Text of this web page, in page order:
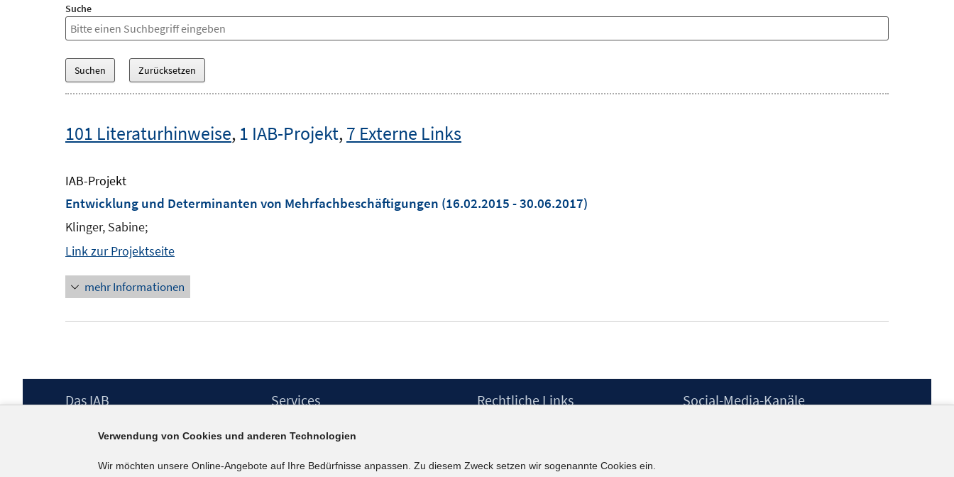
Suche
101 Literaturhinweise, 1 IAB-Projekt,7 Externe Links
IAB-Projekt
Entwicklung und Determinanten von Mehrfachbeschäftigungen (16.02.2015 - 30.06.2017)
Klinger, Sabine;
Link zur Projektseite
mehr Informationen
Footer
Das IAB
Berufsforschung (IAB) – unser Leitbild
Institutsleitung
Services
IAB-Newsletter
Kontakt
Rechtliche Links
Erklärung zur Barrierefreiheit
Social-Media-Kanäle
Verwendung von Cookies und anderen Technologien
Wir möchten unsere Online-Angebote auf Ihre Bedürfnisse anpassen. Zu diesem Zweck setzen wir sogenannte Cookies ein.